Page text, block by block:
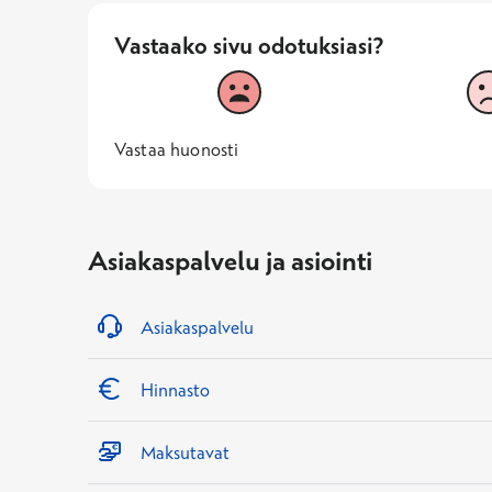
Vastaako sivu odotuksiasi?
Vastaako sivu odotuksiasi?
1
Vastaa huonosti
2
1 -
Vastaa huonosti
—
Asiakaspalvelu ja asiointi
Asiakaspalvelu
Hinnasto
Maksutavat